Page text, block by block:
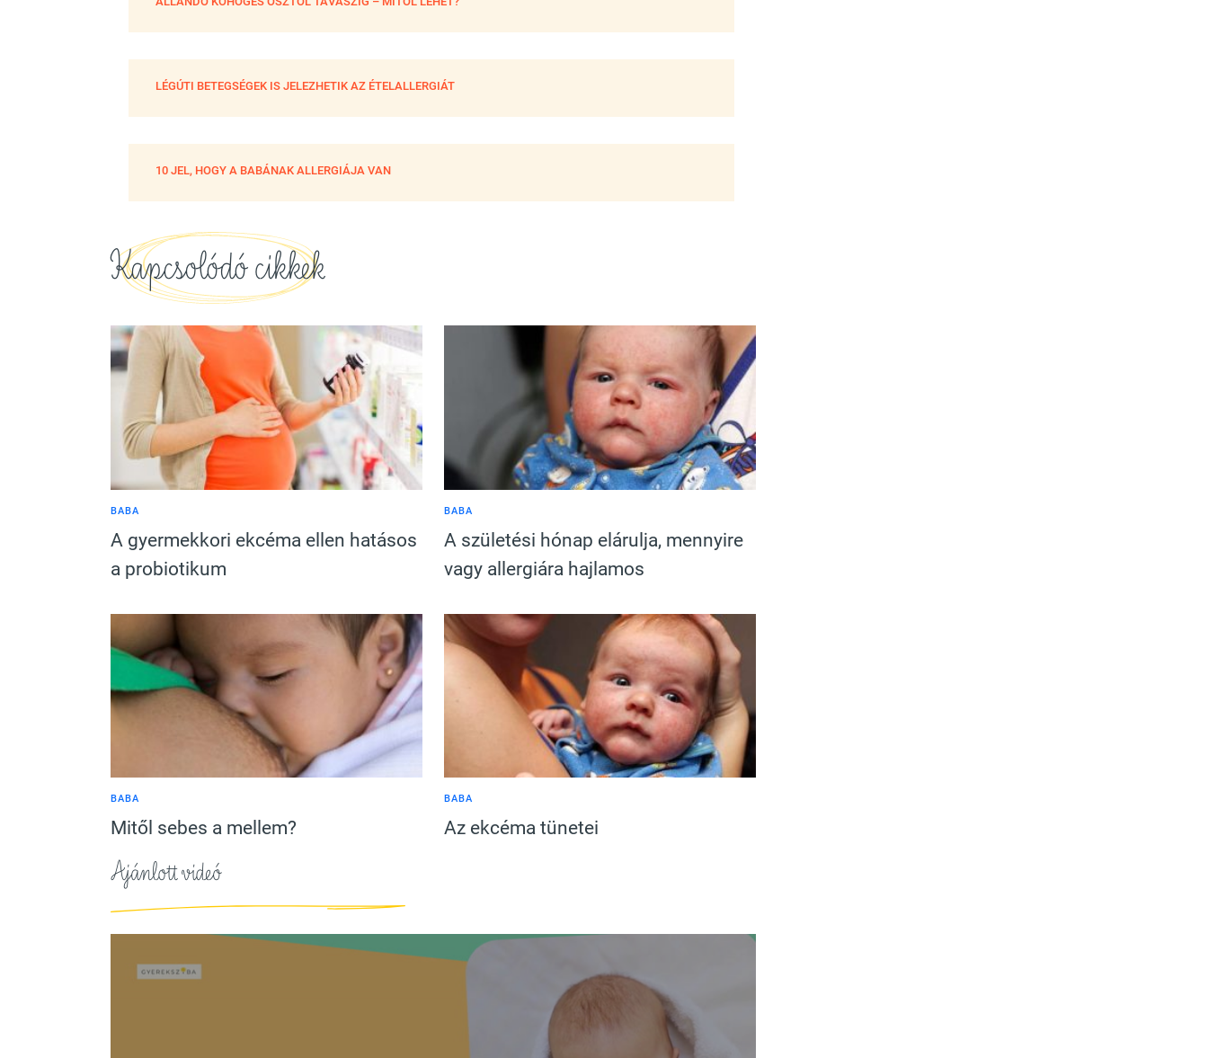
LÉGÚTI BETEGSÉGEK IS JELEZHETIK AZ ÉTELALLERGIÁT
10 JEL, HOGY A BABÁNAK ALLERGIÁJA VAN
Kapcsolódó cikkek
BABA
A gyermekkori ekcéma ellen hatásos
a probiotikum
BABA
A születési hónap elárulja, mennyire
vagy allergiára hajlamos
BABA
Mitől sebes a mellem?
BABA
Az ekcéma tünetei
Ajánlott videó